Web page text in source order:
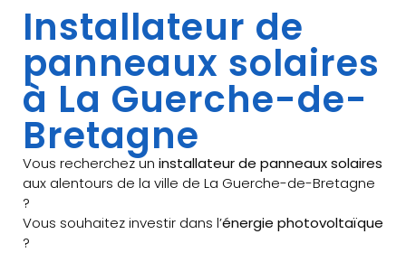
Installateur de
panneaux solaires
à La Guerche-de-
Bretagne
Vous recherchez un installateur de panneaux solaires
aux alentours de la ville de La Guerche-de-Bretagne
?
Vous souhaitez investir dans l’énergie photovoltaïque
?